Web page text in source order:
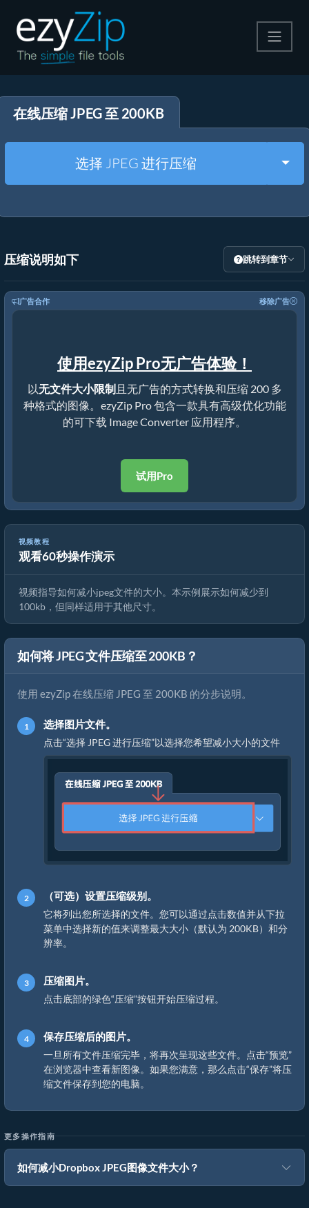
解压
其他工具
在线压缩 JPEG 至 200KB
选择 JPEG 进行压缩
压缩说明如下 跳转到章节
广告合作 移除广告
使用ezyZip Pro无广告体验！
以无文件大小限制且无广告的方式转换和压缩 200 多
种格式的图像。ezyZip Pro 包含一款具有高级优化功能
的可下载 Image Converter 应用程序。
试用Pro
视频教程
观看60秒操作演示
如何在线减小图片大小
视频指导如何减小jpeg文件的大小。本示例展示如何减少到
100kb，但同样适用于其他尺寸。
如何将 JPEG 文件压缩至 200KB？
使用 ezyZip 在线压缩 JPEG 至 200KB 的分步说明。
选择图片文件。
点击“选择 JPEG 进行压缩”以选择您希望减小大小的文件
（可选）设置压缩级别。
它将列出您所选择的文件。您可以通过点击数值并从下拉
菜单中选择新的值来调整最大大小（默认为 200KB）和分
辨率。
压缩图片。
点击底部的绿色“压缩”按钮开始压缩过程。
保存压缩后的图片。
一旦所有文件压缩完毕，将再次呈现这些文件。点击“预览”
在浏览器中查看新图像。如果您满意，那么点击“保存”将压
缩文件保存到您的电脑。
更多操作指南
如何减小Dropbox JPEG图像文件大小？